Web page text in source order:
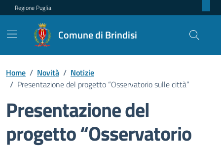
Regione Puglia
Comune di Brindisi
Home / Novità / Notizie
/ Presentazione del progetto “Osservatorio sulle città”
Presentazione del
progetto “Osservatorio